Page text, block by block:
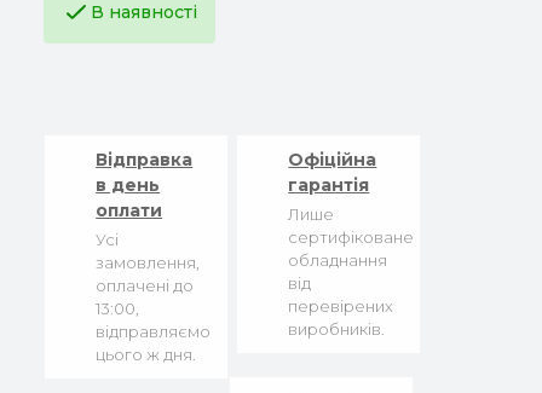
В наявності
Відправка
в день
оплати
Усі
замовлення,
оплачені до
13:00,
відправляємо
цього ж дня.
Офіційна
гарантія
Лише
сертифіковане
обладнання
від
перевірених
виробників.